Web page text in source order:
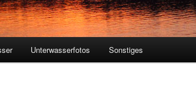
Unterwasserfotos Sonstiges